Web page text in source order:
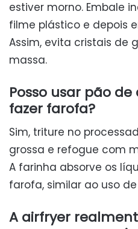
estiver morno. Embale
filme plástico e depois
Assim, evita cristais de
massa.
Posso usar pão
fazer farofa?
Sim, triture no
grossa e refogue com
A farinha absorve os
farofa, similar ao uso
A airfryer